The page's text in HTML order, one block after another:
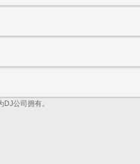
公司拥有。